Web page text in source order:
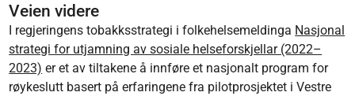
Veien videre
I regjeringens tobakksstrategi i folkehelsemeldinga Nasjonal
strategi for utjamning av sosiale helseforskjellar (2022–
2023) er et av tiltakene å innføre et nasjonalt program for
røykeslutt basert på erfaringene fra pilotprosjektet i Vestre